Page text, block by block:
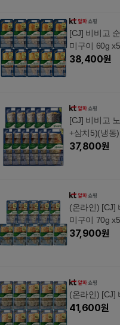
[CJ] 비비고
미구이 60g
38,400원
[CJ] 비비고
+삼치5)(냉동)
37,800원
(온라인) [CJ]
미구이 70g
37,900원
(온라인) [CJ]
41,600원